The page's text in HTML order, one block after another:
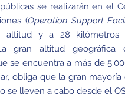
se realizarán en el
(Operation Support
altitud y a 28 kilómetros
gran altitud geográfica
se encuentra a más de
obliga que la gran
se lleven a cabo desde el